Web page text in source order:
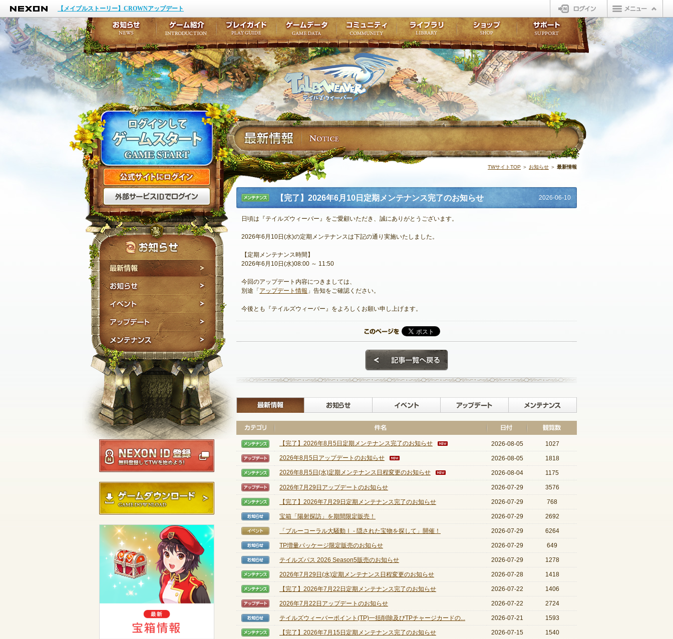
NEXON
【メイプルストーリー】CROWNアップデート
ログイン
テイルズウィーバー
公式サイトにログイン
外部サービスIDでログイン
最新情報
お知らせ
NEXON ID登録
ゲームダウンロード
TWサイトTOP ＞ お知らせ ＞ 最新情報
メンテナ
ンス
【完了】2026年6月10日定期メンテナンス完了のお知らせ 2026-06-10
日頃は『テイルズウィーバー』をご愛顧いただき、誠にありがとうございます。
2026年6月10日(水)の定期メンテナンスは下記の通り実施いたしました。
【定期メンテナンス時間】
2026年6月10日(水)08:00 ～ 11:50
今回のアップデート内容につきましては、
別途「 アップデート情報 」告知をご確認ください。
今後とも『テイルズウィーバー』をよろしくお願い申し上げます。
最新情報 お知らせ イベント アップデート
【メンテナンス】
【完了】2026年8月5日定期メンテナンス完了のお知らせ 2026-08-05 1027
【アップデート】
2026年8月5日アップデートのお知らせ 2026-08-05 1818
【メンテナンス】
2026年8月5日(水)定期メンテナンス日程変更のお知らせ 2026-08-04 1175
【アップデート】
2026年7月29日アップデートのお知らせ 2026-07-29 3576
【メンテナンス】
【完了】2026年7月29日定期メンテナンス完了のお知らせ 2026-07-29 768
【お知らせ】
宝箱「陽射探訪」を期間限定販売！ 2026-07-29 2692
【イベント】
「ブルーコーラル大騒動Ⅰ - 隠された宝物を探して」開催！ 2026-07-29 6264
【お知らせ】
TP増量パッケージ限定販売のお知らせ 2026-07-29 649
【お知らせ】
テイルズパス 2026 Season5販売のお知らせ 2026-07-29 1278
【メンテナンス】
2026年7月29日(水)定期メンテナンス日程変更のお知らせ 2026-07-28 1418
【メンテナンス】
【完了】2026年7月22日定期メンテナンス完了のお知らせ 2026-07-22 1406
【アップデート】
2026年7月22日アップデートのお知らせ 2026-07-22 2724
【お知らせ】
テイルズウィーバーポイント(TP)一括削除及びTPチャージカードの... 2026-07-21 1593
【メンテナンス】
【完了】2026年7月15日定期メンテナンス完了のお知らせ 2026-07-15 1540
お知らせ
イベント
アップデート
メンテナンス
ゲーム紹介
ここだけは知っておこうプレイガイド
ワープポイント
ゲームデータ
ルーンスキル
コミュニティ
コミュニティポイントライブラリ
LINEスタンプ
ショップ
販売アイテム
ビューティーショップ
オープンマーケットサポート
不具合対応状況
アンケート